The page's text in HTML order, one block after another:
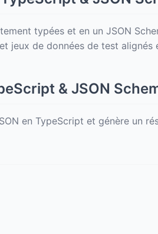
typées et en un JSON
jeux de données de test
& JSON
en TypeScript et génère un